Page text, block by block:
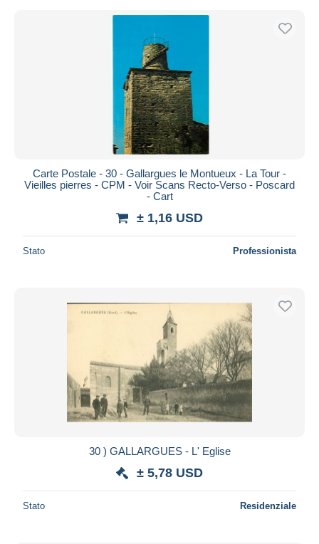
Carte Postale - 30 - Gallargues le Montueux - La Tour -
Vieilles pierres - CPM - Voir Scans Recto-Verso - Poscard
- Cart
± 1,16 USD
Stato Professionista
30 ) GALLARGUES - L' Eglise
± 5,78 USD
Stato Residenziale